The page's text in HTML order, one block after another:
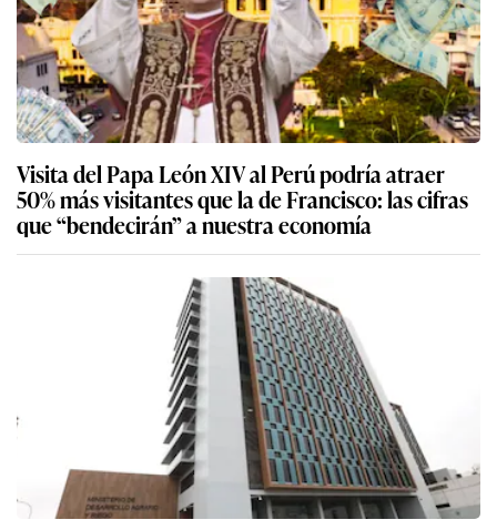
Visita del Papa León XIV al Perú podría atraer
50% más visitantes que la de Francisco: las cifras
que “bendecirán” a nuestra economía